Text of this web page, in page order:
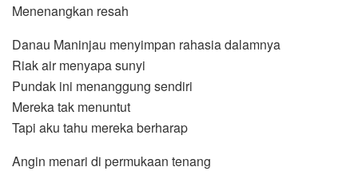
Menenangkan resah
Danau Maninjau menyimpan rahasia dalamnya
Riak air menyapa sunyi
Pundak ini menanggung sendiri
Mereka tak menuntut
Tapi aku tahu mereka berharap
Angin menari di permukaan tenang